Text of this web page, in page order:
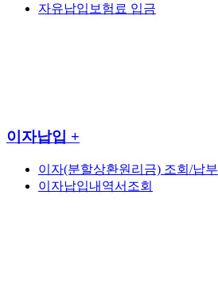
자유납입보험료 입금
이자납입 +
이자(분할상환원리금) 조회/납부
이자납입내역서조회